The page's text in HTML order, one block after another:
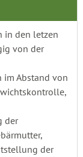
in den letzen
von der
im Abstand von
der
der